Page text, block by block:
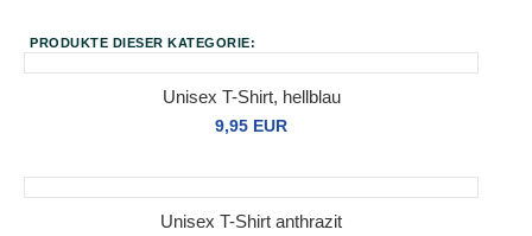
PRODUKTE DIESER KATEGORIE:
Unisex T-Shirt, hellblau
9,95 EUR
Unisex T-Shirt anthrazit